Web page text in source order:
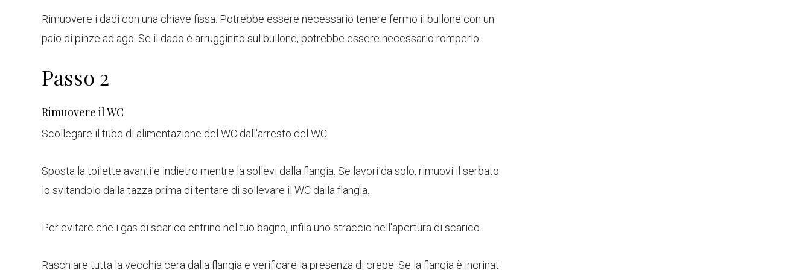
Rimuovere i dadi con una chiave fissa. Potrebbe essere necessario tenere fermo il bullone con un
paio di pinze ad ago. Se il dado è arrugginito sul bullone, potrebbe essere necessario romperlo.
Passo 2
Rimuovere il WC
Scollegare il tubo di alimentazione del WC dall'arresto del WC.
Sposta la toilette avanti e indietro mentre la sollevi dalla flangia. Se lavori da solo, rimuovi il serbato
io svitandolo dalla tazza prima di tentare di sollevare il WC dalla flangia.
Per evitare che i gas di scarico entrino nel tuo bagno, infila uno straccio nell'apertura di scarico.
Raschiare tutta la vecchia cera dalla flangia e verificare la presenza di crepe. Se la flangia è incrinat